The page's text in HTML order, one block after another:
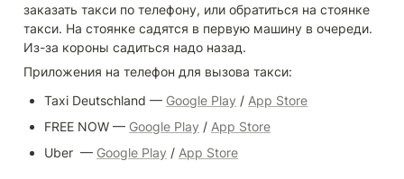
заказать такси по телефону, или обратиться на стоянке
такси. На стоянке садятся в первую машину в очереди.
Из-за короны садиться надо назад.
Приложения на телефон для вызова такси:
Taxi Deutschland — Google Play / App Store
FREE NOW — Google Play / App Store
Uber  — Google Play / App Store